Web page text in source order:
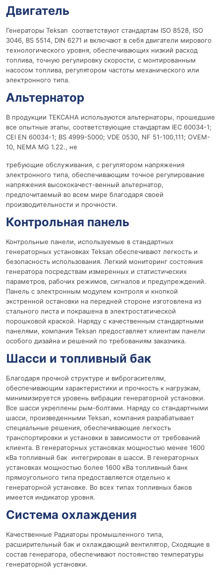
Двигатель
Генераторы Teksan соответствуют стандартам ISO 8528, ISO
3046, BS 5514, DIN 6271 и включают в себя двигатели мирового
технологического уровня, обеспечивающих низкий расход
топлива, точную регулировку скорости, с монтированным
насосом топлива, регулятором частоты механического или
электронного типа.
Альтернатор
В продукции ТЕКСАНА используются альтернаторы, прошедшие
все опытные этапы, соответствующие стандартам IEC 60034-1;
CEI EN 60034-1; BS 4999-5000; VDE 0530, NF 51-100,111; OVEM-
10, NEMA MG 1.22., не
требующие обслуживания, с регулятором напряжения
электронного типа, обеспечивающим точное регулирование
напряжения высококачест-венный альтернатор,
предпочитаемый во всем мире благодаря своей
производительности и прочности.
Контрольная панель
Контрольные панели, используемые в стандартных
генераторных установках Teksan обеспечивают легкость и
безопасность использования. Легкий мониторинг состояния
генератора посредствам измеренных и статистических
параметров, рабочих режимов, сигналов и предупреждений.
Панель с электронным модулем контроля и кнопкой
экстренной остановки на передней стороне изготовлена из
стального листа и покрашена в электростатической
порошковой краской. Наряду с качественным стандартными
панелями, компания Teksan предоставляет клиентам панели
особого дизайна и решений по требованиям заказчика.
Шасси и топливный бак
Благодаря прочной структуре и виброгасителям,
обеспечивающим характеристики и прочность к нагрузкам,
минимизируется уровень вибрации генераторной установки.
Все шасси укреплены рым-болтами. Наряду со стандартными
шасси, произведенными Teksan, компания разрабатывает
специальные решения, обеспечивающие легкость
транспортировки и установки в зависимости от требований
клиента. В генераторных установках мощностью менее 1600
кВа топливный бак интегрирован в шасси. В генераторных
установках мощностью более 1600 кВа топливный банк
прямоугольного типа предоставляется отдельно к
генераторной установке. Во всех типах топливных баков
имеется индикатор уровня.
Система охлаждения
Качественные Радиаторы промышленного типа,
расширительный бак и охлаждающий вентилятор, Сходящие в
состав генератора, обеспечивают постоянство температуры
генераторной установки.